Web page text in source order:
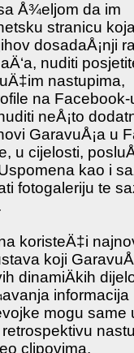
Å¾eljom da im
stranicu
dosadaÅ¡nji
nuditi
nastupima,
na Facebook-
neÅ¡to
GaravuÅ¡a u
u cijelosti,
kao i
fotogaleriju te
koristeÄ‡i
koji
dinamiÄkih
informacija
mogu same
clipovima,